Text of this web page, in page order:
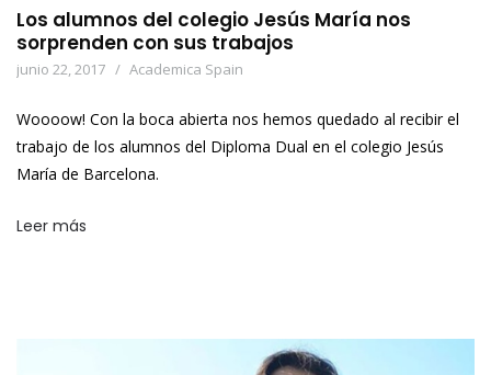
Los alumnos del colegio Jesús María nos
sorprenden con sus trabajos
junio 22, 2017 Academica Spain
Woooow! Con la boca abierta nos hemos quedado al recibir el
trabajo de los alumnos del Diploma Dual en el colegio Jesús
María de Barcelona.
Leer más